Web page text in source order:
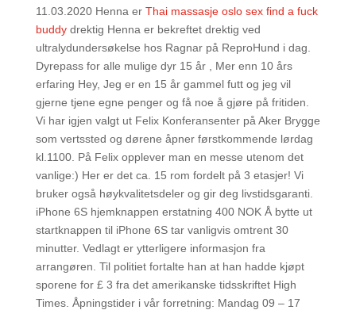
11.03.2020 Henna er Thai massasje oslo sex find a fuck
buddydrektig Henna er bekreftet drektig ved
ultralydundersøkelse hos Ragnar på ReproHund i dag.
Dyrepass for alle mulige dyr 15 år , Mer enn 10 års
erfaring Hey, Jeg er en 15 år gammel futt og jeg vil
gjerne tjene egne penger og få noe å gjøre på fritiden.
Vi har igjen valgt ut Felix Konferansenter på Aker Brygge
som vertssted og dørene åpner førstkommende lørdag
kl.1100. På Felix opplever man en messe utenom det
vanlige:) Her er det ca. 15 rom fordelt på 3 etasjer! Vi
bruker også høykvalitetsdeler og gir deg livstidsgaranti.
iPhone 6S hjemknappen erstatning 400 NOK Å bytte ut
startknappen til iPhone 6S tar vanligvis omtrent 30
minutter. Vedlagt er ytterligere informasjon fra
arrangøren. Til politiet fortalte han at han hadde kjøpt
sporene for £ 3 fra det amerikanske tidsskriftet High
Times. Åpningstider i vår forretning: Mandag 09 – 17